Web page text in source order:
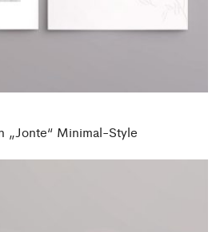
„Jonte“ Minimal-Style